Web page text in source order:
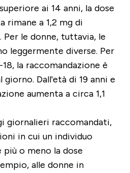
ai 14 anni, la dose
rimane a 1,2 mg di
Per le donne, tuttavia, le
leggermente diverse. Per
la raccomandazione è
giorno. Dall'età di 19 anni e
aumenta a circa 1,1
giornalieri raccomandati,
in cui un individuo
o meno la dose
alle donne in